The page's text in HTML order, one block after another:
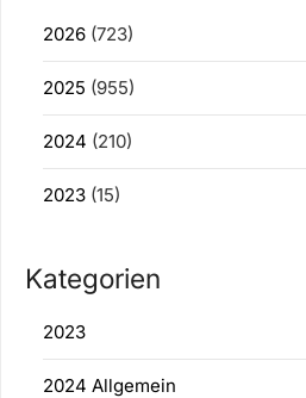
2026 (723)
2025 (955)
2024 (210)
2023 (15)
Kategorien
2023
2024 Allgemein